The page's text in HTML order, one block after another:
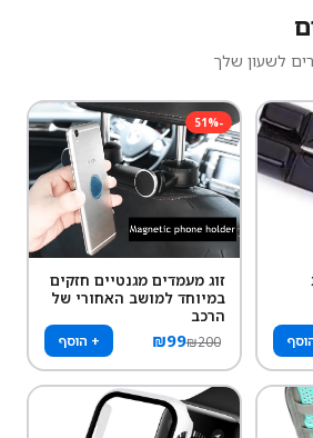
לשעון שלך
-
51%
זוג מעמדים מגנטיים חזקים
במיוחד למושב האחורי של
הרכב
₪99₪200 + הוסף